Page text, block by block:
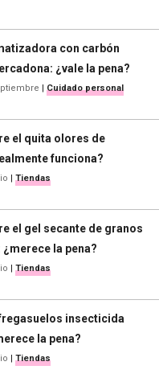
con carbón
¿vale la pena?
| Cuidado personal
el quita olores de
funciona?
| Tiendas
el gel secante de granos
la pena?
| Tiendas
insecticida
la pena?
| Tiendas